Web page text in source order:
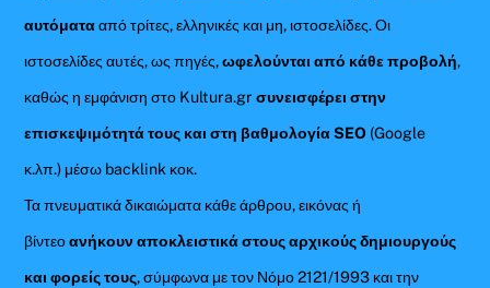
αυτόματααπό τρίτες, ελληνικές και μη, ιστοσελίδες. Οι
ιστοσελίδες αυτές, ως πηγές,ωφελούνται από κάθε προβολή,
καθώς η εμφάνιση στο Kultura.gr συνεισφέρει στην
επισκεψιμότητά τους και στη βαθμολογία SEO (Google
κ.λπ.) μέσω backlink κοκ.
Τα πνευματικά δικαιώματα κάθε άρθρου, εικόνας ή
βίντεοανήκουν αποκλειστικά στους αρχικούς δημιουργούς
και φορείς τους, σύμφωνα με τον Νόμο 2121/1993 και την